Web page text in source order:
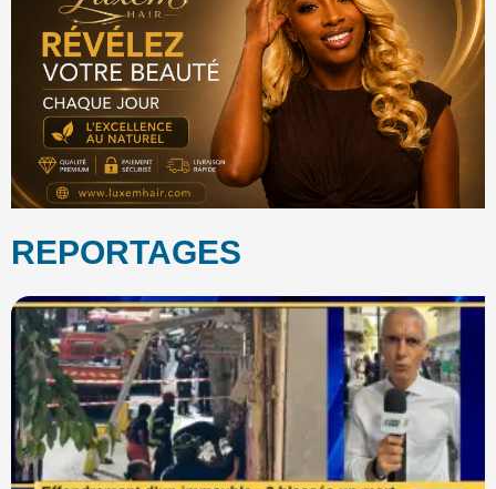
REPORTAGES